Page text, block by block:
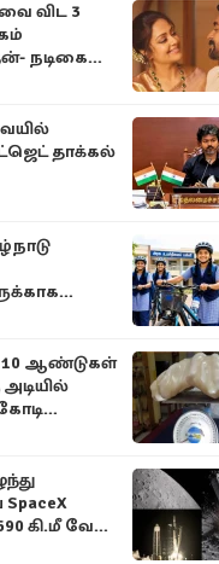
விட 3
நடிகை
தாக்கல்
: 10 ஆண்டுகள்
முத்து!
கி.மீ வேக
புதிய